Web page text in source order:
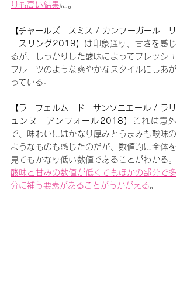
りも高い結果に。
【チャールズ　スミス / カンフーガール　リ
ースリング2019】 は印象通り、甘さを感じ
るが、しっかりした酸味によってフレッシュ
フルーツのような爽やかなスタイルにしあが
っている。
【ラ　フェルム　ド　サンソニエール / ラリ
ュンヌ　アンフォール2018】
これは意外
で、味わいにはかなり厚みとうまみも酸味の
ようなものも感じたのだが、数値的に全体を
見てもかなり低い数値であることがわかる。
酸味と甘みの数値が低くてもほかの部分で多
分に補う要素があることがうかがえる。